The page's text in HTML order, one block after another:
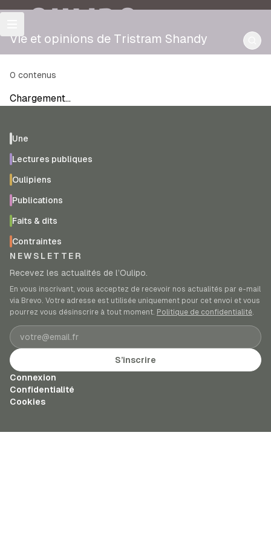
OULIPO
Vie et opinions de Tristram Shandy
0 contenus
Chargement…
Une
Lectures publiques
Oulipiens
Publications
Faits & dits
Contraintes
NEWSLETTER
Recevez les actualités de l’Oulipo.
En vous inscrivant, vous acceptez de recevoir nos actualités par e-mail
via Brevo. Votre adresse est utilisée uniquement pour cet envoi et vous
pourrez vous désinscrire à tout moment. Politique de confidentialité.
Adresse e-mail
S’inscrire
Connexion
Confidentialité
Cookies